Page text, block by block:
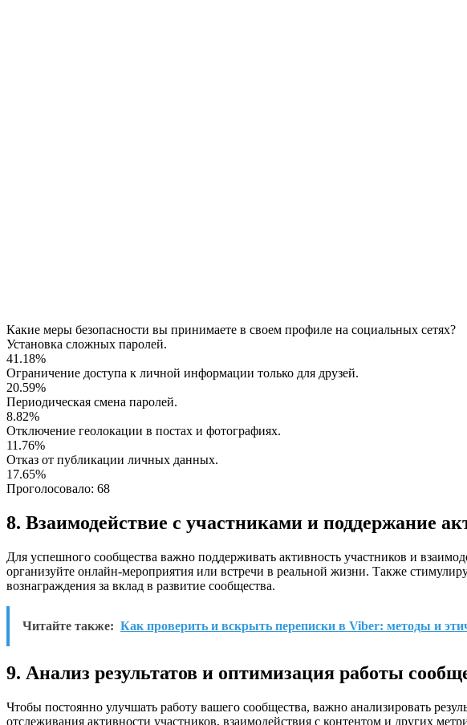
Какие меры безопасности вы принимаете в своем профиле на социальных сетях?
Установка сложных паролей.
41.18%
Ограничение доступа к личной информации только для друзей.
20.59%
Периодическая смена паролей.
8.82%
Отключение геолокации в постах и фотографиях.
11.76%
Отказ от публикации личных данных.
17.65%
Проголосовало: 68
8. Взаимодействие с участниками и поддержание
Для успешного сообщества важно поддерживать активность участников и
организуйте онлайн-мероприятия или встречи в реальной жизни. Также
вознаграждения за вклад в развитие сообщества.
Читайте также: Как проверить и вскрыть переписки в Viber: методы и
9. Анализ результатов и оптимизация работы
Чтобы постоянно улучшать работу вашего сообщества, важно анализировать
отслеживания активности участников, взаимодействия с контентом и других